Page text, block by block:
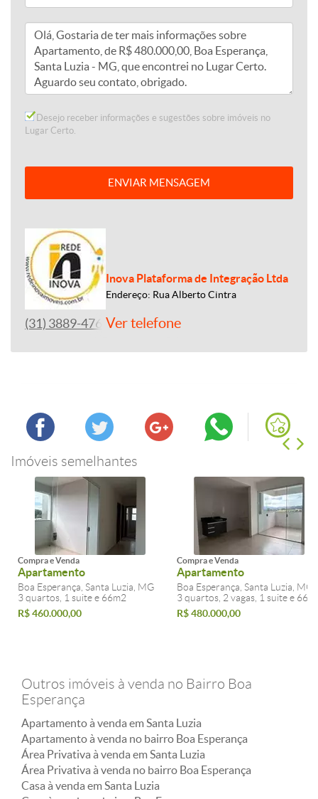
Desejo receber informações e sugestões sobre imóveis no
Lugar Certo.
ENVIAR MENSAGEM
Inova Plataforma de Integração Ltda
Endereço: Rua Alberto Cintra
(31) 3889-4765Ver telefone
Imóveis semelhantes
Compra e Venda
Apartamento
Boa Esperança, Santa Luzia, MG
3 quartos, 1 suite e 66m2
R$ 460.000,00
Compra e Venda
Apartamento
Boa Esperança, Santa Luzia, MG
3 quartos, 2 vagas, 1 suite e
R$ 480.000,00
Outros imóveis à venda no Bairro Boa
Esperança
Apartamento à venda em Santa Luzia
Apartamento à venda no bairro Boa Esperança
Área Privativa à venda em Santa Luzia
Área Privativa à venda no bairro Boa Esperança
Casa à venda em Santa Luzia